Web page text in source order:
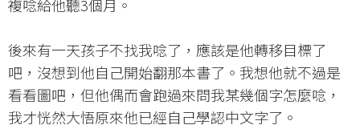
複唸給他聽3個月。
後來有一天孩子不找我唸了，應該是他轉移目標了
吧，沒想到他自己開始翻那本書了。我想他就不過是
看看圖吧，但他偶而會跑過來問我某幾個字怎麼唸，
我才恍然大悟原來他已經自己學認中文字了。